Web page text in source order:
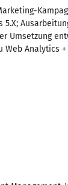
Umsetzung
Web